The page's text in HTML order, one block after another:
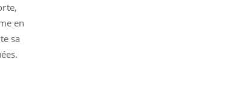
en
sa